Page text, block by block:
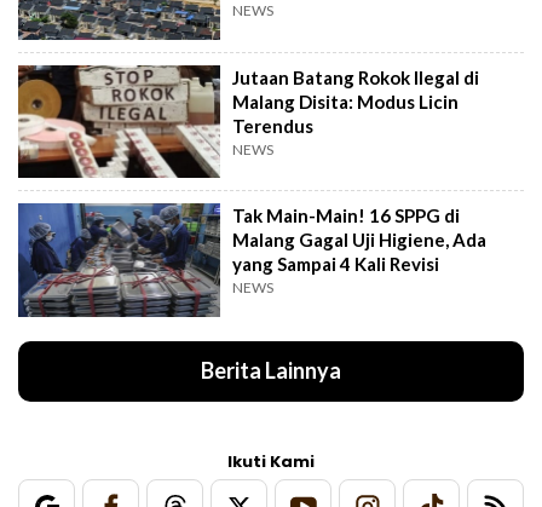
NEWS
Jutaan Batang Rokok Ilegal di
Malang Disita: Modus Licin
Terendus
NEWS
Tak Main-Main! 16 SPPG di
Malang Gagal Uji Higiene, Ada
yang Sampai 4 Kali Revisi
NEWS
Berita Lainnya
Ikuti Kami